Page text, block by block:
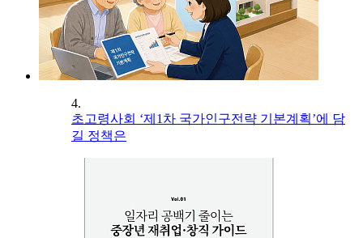
4.
초고령사회 ‘제1차 국가인구전략 기본계획’에 담
길 정책은